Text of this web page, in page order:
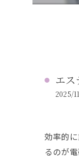
エ
2025/
効率的
るのが